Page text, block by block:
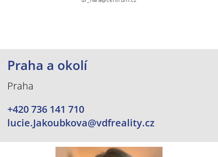
Praha a okolí
Praha
+420 736 141 710
lucie.Jakoubkova@vdfreality.cz